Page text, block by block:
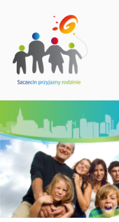
PRZEJDŹ DO